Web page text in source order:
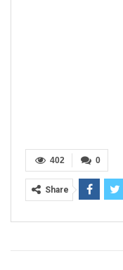
0
402
Share